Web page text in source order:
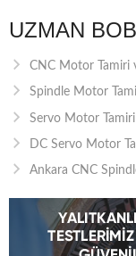
UZMAN
CNC Motor Tamiri
Spindle Motor
Servo Motor Tamiri
DC Servo Motor
Ankara CNC